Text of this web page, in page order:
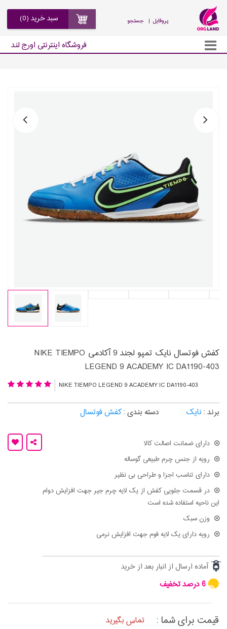
جستجو | پروفایل
فروشگاه اینترنتی اورج لند
سبد خرید (0)
کفش فوتسال نایک تمپو لجند 9 آکادمی NIKE TIEMPO
LEGEND 9 ACADEMY IC DA1190-403
NIKE TIEMPO LEGEND 9 ACADEMY IC DA1190-403
برند : نایک دسته بندی :کفش فوتسال
دارای ضمانت اصالت کالا
رویه از جنس چرم طبیعی گوساله
دارای تناسب اجزا و طراحی بی نظیر
در قسمت جلویی کفش از یک لایه چرم جیر جهت افزایش دوام
این ناحیه استفاده شده است
وزن سبک
رویه دارای یک لایه فوم جهت افزایش نرمی
آماده ارسال از انبار بعد از خرید
6%
قیمت برای شما : تماس بگیرید